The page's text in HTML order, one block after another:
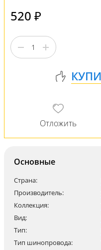
520 ₽
Основные
Страна:
Производитель:
Коллекция:
Вид:
Тип:
Тип шинопровода: